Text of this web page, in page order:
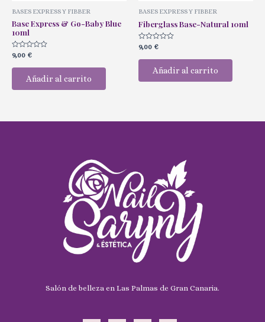
BASES EXPRESS Y FIBBER
Base Express & Go-Baby Blue
10ml
Valorado
con
0
9,00 €
Añadir al carrito
BASES EXPRESS Y FIBBER
Fiberglass Base-Natural 10ml
Valorado
con
0
9,00 €
Añadir al carrito
Salón de belleza en Las Palmas de Gran Canaria.